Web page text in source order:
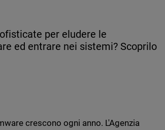
per eludere le
ed entrare nei sistemi? Scoprilo
crescono ogni anno. L'Agenzia